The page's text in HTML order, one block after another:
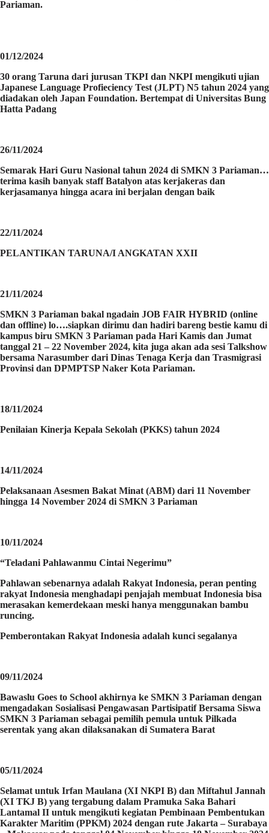
Pariaman.
01/12/2024
30 orang Taruna dari jurusan TKPI dan NKPI mengikuti ujian
Japanese Language Profieciency Test (JLPT) N5 tahun 2024 yang
diadakan oleh Japan Foundation. Bertempat di Universitas Bung
Hatta Padang
26/11/2024
Semarak Hari Guru Nasional tahun 2024 di SMKN 3 Pariaman…
terima kasih banyak staff Batalyon atas kerjakeras dan
kerjasamanya hingga acara ini berjalan dengan baik
22/11/2024
PELANTIKAN TARUNA/I ANGKATAN XXII
21/11/2024
SMKN 3 Pariaman bakal ngadain JOB FAIR HYBRID (online
dan offline) lo….siapkan dirimu dan hadiri bareng bestie kamu di
kampus biru SMKN 3 Pariaman pada Hari Kamis dan Jumat
tanggal 21 – 22 November 2024, kita juga akan ada sesi Talkshow
bersama Narasumber dari Dinas Tenaga Kerja dan Trasmigrasi
Provinsi dan DPMPTSP Naker Kota Pariaman.
18/11/2024
Penilaian Kinerja Kepala Sekolah (PKKS) tahun 2024
14/11/2024
Pelaksanaan Asesmen Bakat Minat (ABM) dari 11 November
hingga 14 November 2024 di SMKN 3 Pariaman
10/11/2024
“Teladani Pahlawanmu Cintai Negerimu”
Pahlawan sebenarnya adalah Rakyat Indonesia, peran penting
rakyat Indonesia menghadapi penjajah membuat Indonesia bisa
merasakan kemerdekaan meski hanya menggunakan bambu
runcing.
Pemberontakan Rakyat Indonesia adalah kunci segalanya
09/11/2024
Bawaslu Goes to School akhirnya ke SMKN 3 Pariaman dengan
mengadakan Sosialisasi Pengawasan Partisipatif Bersama Siswa
SMKN 3 Pariaman sebagai pemilih pemula untuk Pilkada
serentak yang akan dilaksanakan di Sumatera Barat
05/11/2024
Selamat untuk Irfan Maulana (XI NKPI B) dan Miftahul Jannah
(XI TKJ B) yang tergabung dalam Pramuka Saka Bahari
Lantamal II untuk mengikuti kegiatan Pembinaan Pembentukan
Karakter Maritim (PPKM) 2024 dengan rute Jakarta – Surabaya